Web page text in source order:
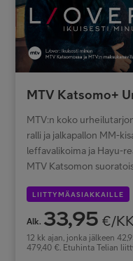
MTV Katsomo+
MTV:n koko
ralli ja jalkapallon MM-
leffavalikoima ja Hayu-
MTV Katsomon
LIITTYMÄASIAKKAILLE
Alk. 33,95 €/KK
12 kk ajan, jonka jälkeen
479,40 €. Etuhinta Telian